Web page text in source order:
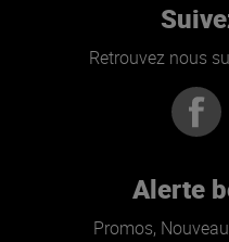
Retrouvez nous
Alerte
Promos,